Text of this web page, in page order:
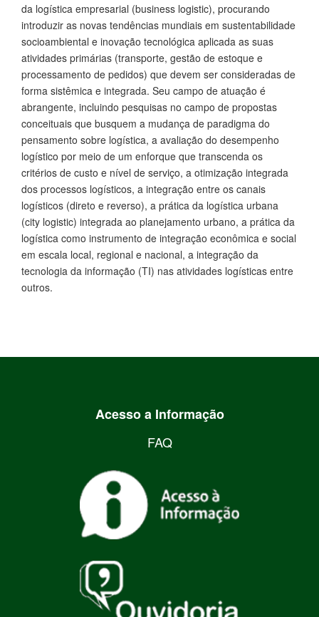
da logística empresarial (business logistic), procurando
introduzir as novas tendências mundiais em sustentabilidade
socioambiental e inovação tecnológica aplicada as suas
atividades primárias (transporte, gestão de estoque e
processamento de pedidos) que devem ser consideradas de
forma sistêmica e integrada. Seu campo de atuação é
abrangente, incluindo pesquisas no campo de propostas
conceituais que busquem a mudança de paradigma do
pensamento sobre logística, a avaliação do desempenho
logístico por meio de um enforque que transcenda os
critérios de custo e nível de serviço, a otimização integrada
dos processos logísticos, a integração entre os canais
logísticos (direto e reverso), a prática da logística urbana
(city logistic) integrada ao planejamento urbano, a prática da
logística como instrumento de integração econômica e social
em escala local, regional e nacional, a integração da
tecnologia da informação (TI) nas atividades logísticas entre
outros.
Acesso a Informação
FAQ